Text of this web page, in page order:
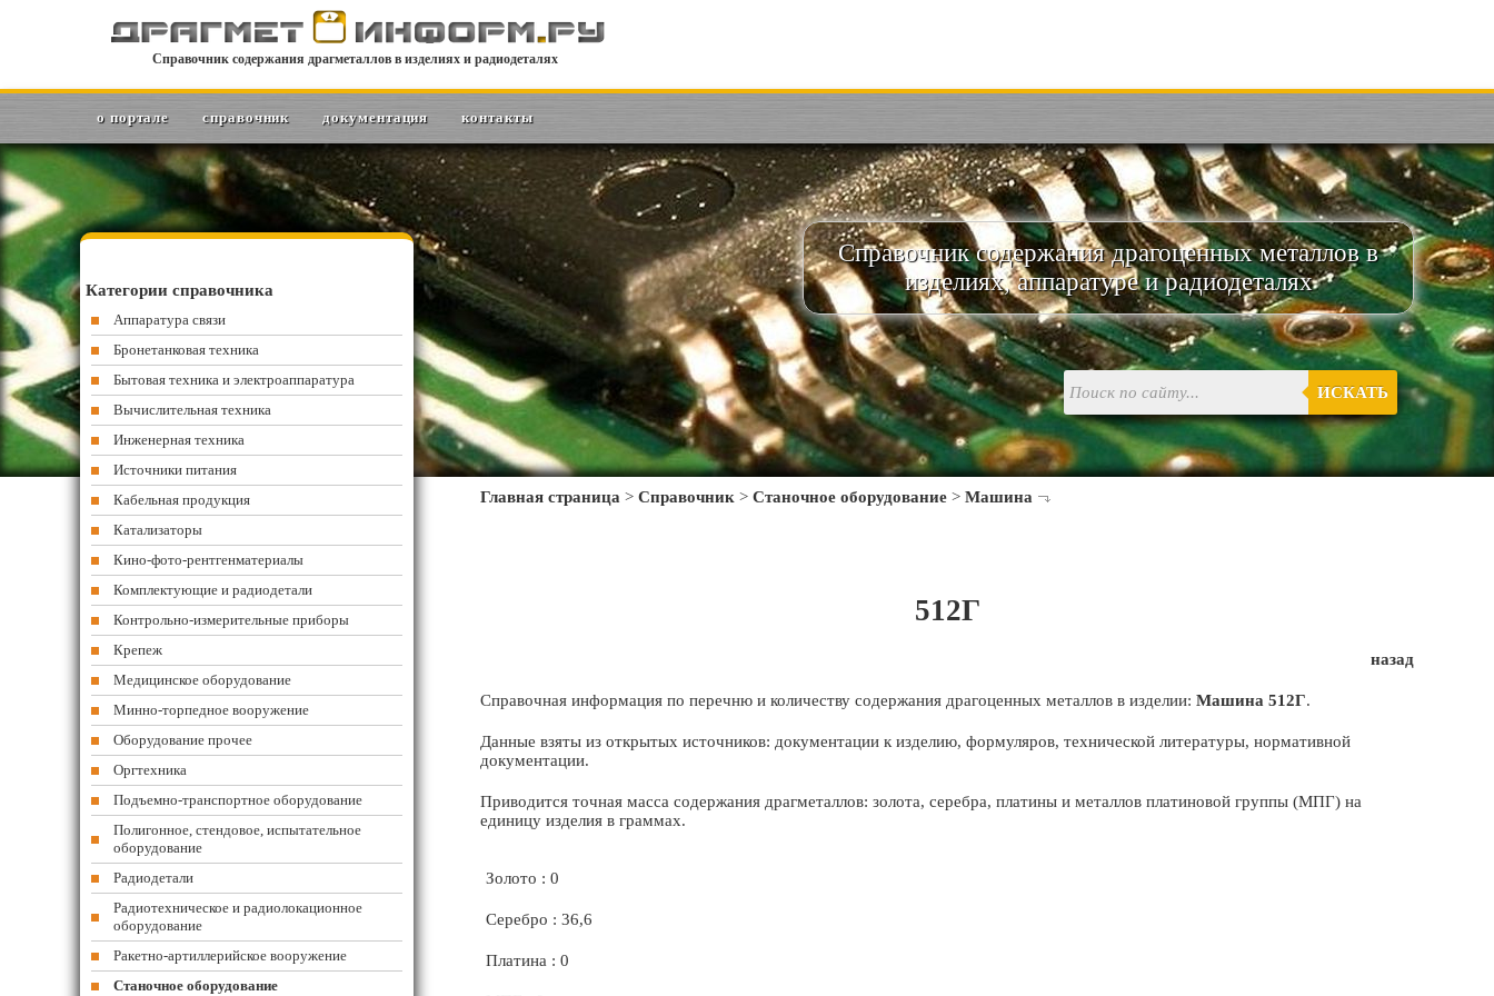
Справочник содержания драгметаллов в изделиях и радиодеталях
о портале справочник документация контакты
Справочник содержания драгоценных металлов в
изделиях, аппаратуре и радиодеталях
ИСКАТЬ
Главная страница > Справочник > Станочное оборудование > Машина
512Г
назад
Справочная информация по перечню и количеству содержания драгоценных металлов в изделии: Машина 512Г.
Данные взяты из открытых источников: документации к изделию, формуляров, технической литературы, нормативной
документации.
Приводится точная масса содержания драгметаллов: золота, серебра, платины и металлов платиновой группы (МПГ) на
единицу изделия в граммах.
Золото : 0
Серебро : 36,6
Платина : 0
Категории справочника
Аппаратура связи
Бронетанковая техника
Бытовая техника и электроаппаратура
Вычислительная техника
Инженерная техника
Источники питания
Кабельная продукция
Катализаторы
Кино-фото-рентгенматериалы
Комплектующие и радиодетали
Контрольно-измерительные приборы
Крепеж
Медицинское оборудование
Минно-торпедное вооружение
Оборудование прочее
Оргтехника
Подъемно-транспортное оборудование
Полигонное, стендовое, испытательное
оборудование
Радиодетали
Радиотехническое и радиолокационное
оборудование
Ракетно-артиллерийское вооружение
Станочное оборудование